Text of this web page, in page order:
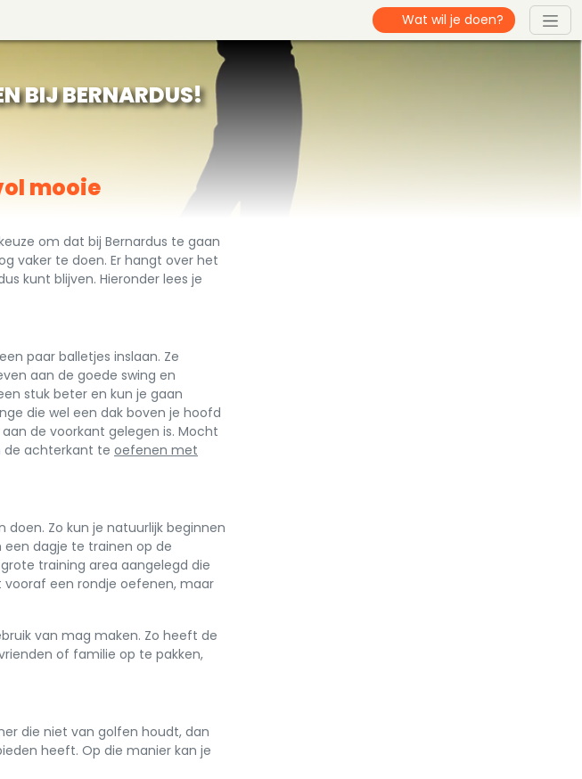
BIJ BERNARDUS!
mooie
om dat bij Bernardus te gaan
vaker te doen. Er hangt over het
kunt blijven. Hieronder lees je
paar balletjes inslaan. Ze
aan de goede swing en
stuk beter en kun je gaan
die wel een dak boven je hoofd
de voorkant gelegen is. Mocht
de achterkant te oefenen met
Zo kun je natuurlijk beginnen
een dagje te trainen op de
grote training area aangelegd die
een rondje oefenen, maar
van mag maken. Zo heeft de
of familie op te pakken,
die niet van golfen houdt, dan
heeft. Op die manier kan je